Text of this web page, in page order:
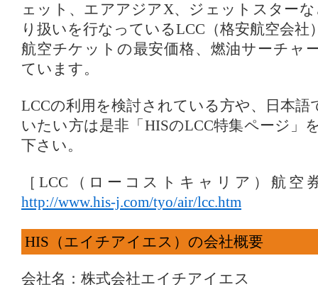
ェット、エアアジアX、ジェットスター
り扱いを行なっているLCC（格安航空会社
航空チケットの最安価格、燃油サーチャ
ています。
LCCの利用を検討されている方や、日本語
いたい方は是非「HISのLCC特集ページ」
下さい。
［LCC（ローコストキャリア）航空
http://www.his-j.com/tyo/air/lcc.htm
HIS（エイチアイエス）の会社概要
会社名：株式会社エイチアイエス